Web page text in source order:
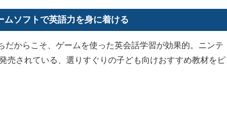
ムソフトで英語力を身に着ける
からこそ、ゲームを使った英会話学習が効果的。ニンテ
売されている、選りすぐりの子ども向けおすすめ教材をピ